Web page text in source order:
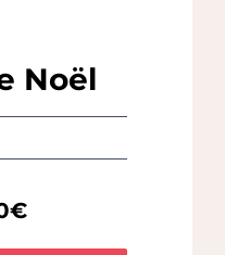
Noël